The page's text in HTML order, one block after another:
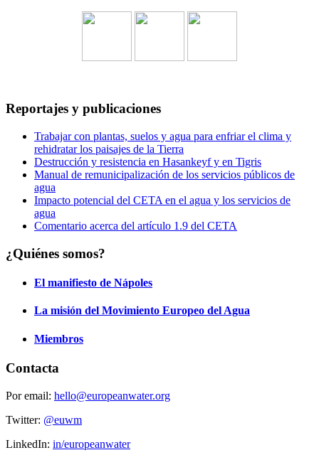
Reportajes y publicaciones
Trabajar con plantas, suelos y agua para enfriar el clima y
rehidratar los paisajes de la Tierra
Destrucción y resistencia en Hasankeyf y en Tigris
Manual de remunicipalización de los servicios públicos de
agua
Impacto potencial del CETA en el agua y los servicios de
agua
Comentario acerca del artículo 1.9 del CETA
¿Quiénes somos?
El manifiesto de Nápoles
La misión del Movimiento Europeo del Agua
Miembros
Contacta
Por email: hello@europeanwater.org
Twitter: @euwm
LinkedIn: in/europeanwater